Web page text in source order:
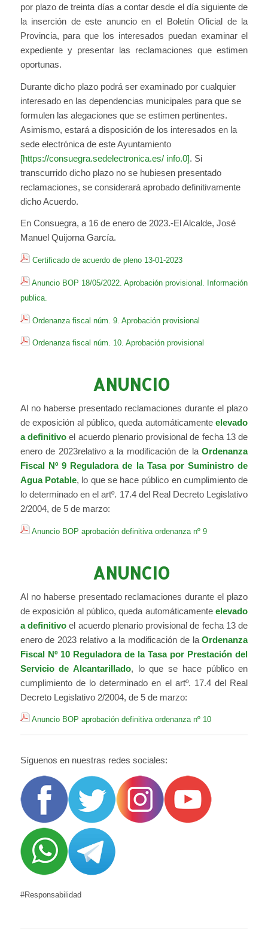
por plazo de treinta días a contar desde el día siguiente de
la inserción de este anuncio en el Boletín Oficial de la
Provincia, para que los interesados puedan examinar el
expediente y presentar las reclamaciones que estimen
oportunas.
Durante dicho plazo podrá ser examinado por cualquier
interesado en las dependencias municipales para que se
formulen las alegaciones que se estimen pertinentes.
Asimismo, estará a disposición de los interesados en la
sede electrónica de este Ayuntamiento
[https://consuegra.sedelectronica.es/ info.0]. Si
transcurrido dicho plazo no se hubiesen presentado
reclamaciones, se considerará aprobado definitivamente
dicho Acuerdo.
En Consuegra, a 16 de enero de 2023.-El Alcalde, José
Manuel Quijorna García.
Certificado de acuerdo de pleno 13-01-2023
Anuncio BOP 18/05/2022. Aprobación provisional. Información
publica.
Ordenanza fiscal núm. 9. Aprobación provisional
Ordenanza fiscal núm. 10. Aprobación provisional
ANUNCIO
Al no haberse presentado reclamaciones durante el plazo
de exposición al público, queda automáticamenteelevado
a definitivoel acuerdo plenario provisional de fecha 13 de
enero de 2023relativo a la modificación de laOrdenanza
Fiscal Nº 9 Reguladora de la Tasa por Suministro de
Agua Potable, lo que se hace público en cumplimiento de
lo determinado en el artº. 17.4 del Real Decreto Legislativo
2/2004, de 5 de marzo:
Anuncio BOP aprobación definitiva ordenanza nº 9
ANUNCIO
Al no haberse presentado reclamaciones durante el plazo
de exposición al público, queda automáticamenteelevado
a definitivoel acuerdo plenario provisional de fecha 13 de
enero de 2023 relativo a la modificación de laOrdenanza
Fiscal Nº 10 Reguladora de la Tasa por Prestación del
Servicio de Alcantarillado, lo que se hace público en
cumplimiento de lo determinado en el artº. 17.4 del Real
Decreto Legislativo 2/2004, de 5 de marzo:
Anuncio BOP aprobación definitiva ordenanza nº 10
Síguenos en nuestras redes sociales:
#Responsabilidad